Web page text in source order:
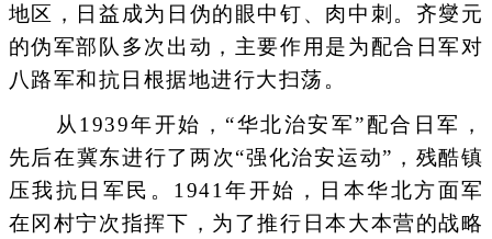
地区，日益成为日伪的眼中钉、肉中刺。齐燮元
的伪军部队多次出动，主要作用是为配合日军对
八路军和抗日根据地进行大扫荡。
从1939年开始，“华北治安军”配合日军，
先后在冀东进行了两次“强化治安运动”，残酷镇
压我抗日军民。1941年开始，日本华北方面军
在冈村宁次指挥下，为了推行日本大本营的战略